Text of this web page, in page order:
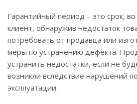
Гарантийный период – это срок,
клиент, обнаружив недостаток
потребовать от продавца или
меры по устранению дефекта.
устранить недостатки, если не
возникли вследствие нарушений
эксплуатации.